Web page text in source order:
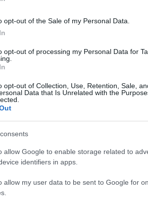
opt-out of the Sale of my Personal Data.
opt-out of processing my Personal Data for
opt-out of Collection, Use, Retention, Sale,
Data that Is Unrelated with the
allow Google to enable storage related to
identifiers in apps.
allow my user data to be sent to Google for
di XRP
una tendenza ribassista che
relative al
prezzi. Sebbene ci siano
è caratterizzata da un clima di
hanno avuto un impatto diretto
Structure Bill
realistica. La mancanza di una
un ambiente di mercato